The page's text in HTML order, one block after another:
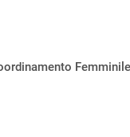
Femminile